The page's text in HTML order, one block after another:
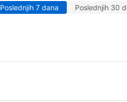
Poslednjih 7 dana Poslednjih 30